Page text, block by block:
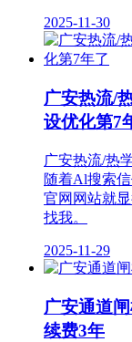
2025-11-30
广安热流/
设优化第7
广安热流/热
随着Al搜索
官网网站就
找我。
2025-11-29
广安通道
续费3年